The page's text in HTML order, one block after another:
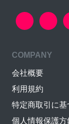
COMPANY
会社概要
利用規約
特定商取引に基
個人情報保護方